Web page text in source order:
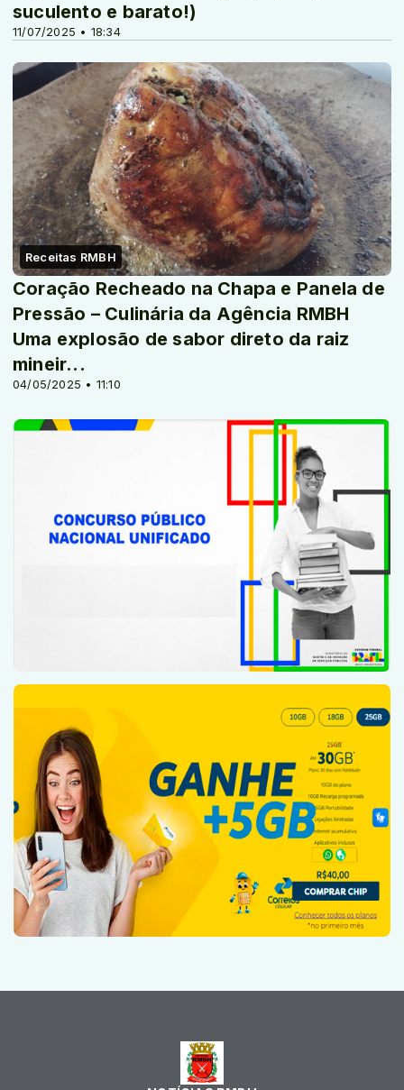
11/07/2025 • 18:34
suculento e barato!)
Receitas RMBH
04/05/2025 • 11:10
Coração Recheado na Chapa e Panela de
Pressão – Culinária da Agência RMBH
Uma explosão de sabor direto da raiz
mineir...